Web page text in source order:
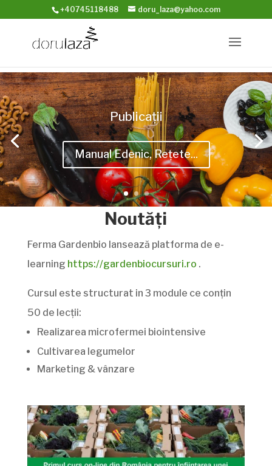
+40745118488 doru_laza@yahoo.com
Publicații
Manual Edenic, Rețete...
Noutăți
Ferma Gardenbio lansează platforma de e-
learning https://gardenbiocursuri.ro .
Cursul este structurat in 3 module ce conțin
50 de lecții:
Realizarea microfermei biointensive
Cultivarea legumelor
Marketing & vânzare